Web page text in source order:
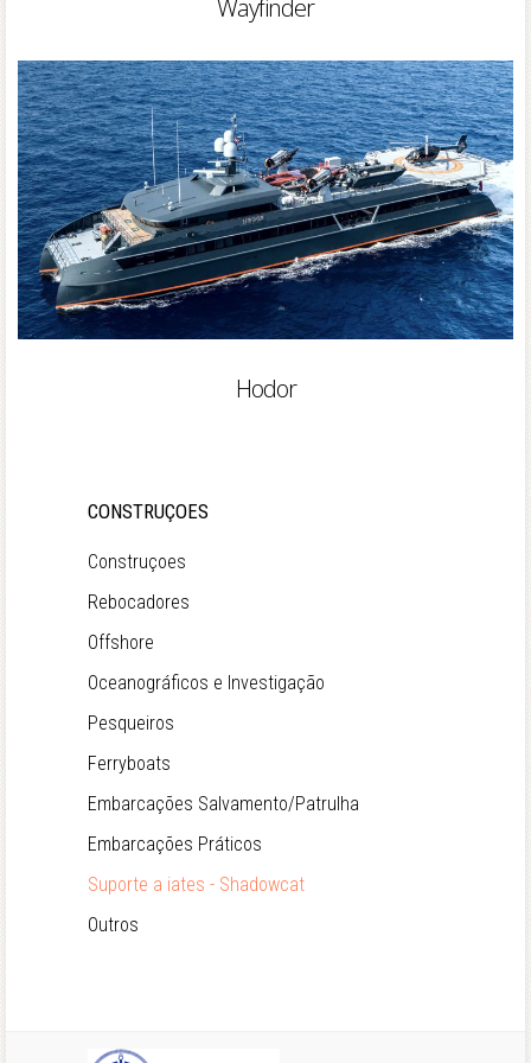
Wayfinder
Hodor
CONSTRUÇOES
Construçoes
Rebocadores
Offshore
Oceanográficos e Investigação
Pesqueiros
Ferryboats
Embarcações Salvamento/Patrulha
Embarcações Práticos
Suporte a iates - Shadowcat
Outros